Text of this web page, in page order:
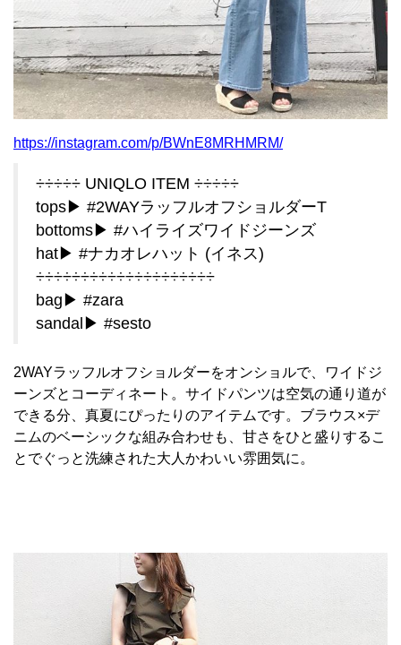
https://instagram.com/p/BWnE8MRHMRM/
÷÷÷÷÷ UNIQLO ITEM ÷÷÷÷÷
tops▶︎ #2WAYラッフルオフショルダーT
bottoms▶︎ #ハイライズワイドジーンズ
hat▶︎ #ナカオレハット (イネス)
÷÷÷÷÷÷÷÷÷÷÷÷÷÷÷÷÷÷÷÷
bag▶︎ #zara
sandal▶︎ #sesto
2WAYラッフルオフショルダーをオンショルで、ワイドジ
ーンズとコーディネート。サイドパンツは空気の通り道が
できる分、真夏にぴったりのアイテムです。ブラウス×デ
ニムのベーシックな組み合わせも、甘さをひと盛りするこ
とでぐっと洗練された大人かわいい雰囲気に。